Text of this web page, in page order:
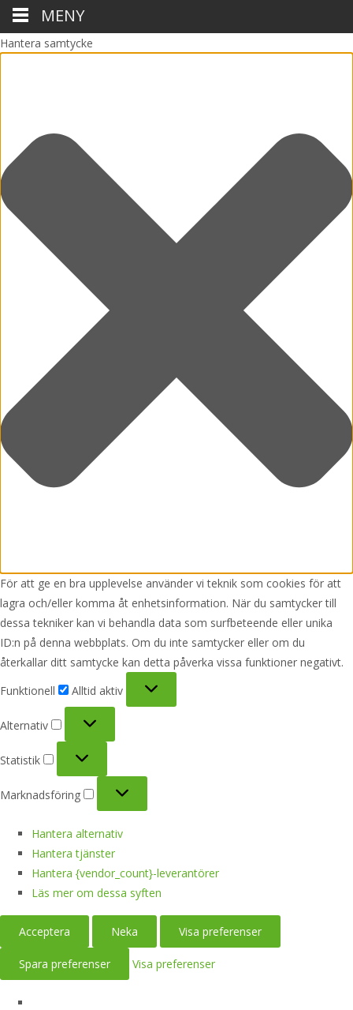
Hantera samtycke
För att ge en bra upplevelse använder vi teknik som cookies för att
lagra och/eller komma åt enhetsinformation. När du samtycker till
dessa tekniker kan vi behandla data som surfbeteende eller unika
ID:n på denna webbplats. Om du inte samtycker eller om du
återkallar ditt samtycke kan detta påverka vissa funktioner negativt.
Funktionell
Alltid aktiv
Alternativ
Statistik
Marknadsföring
Hantera alternativ
Hantera tjänster
Hantera {vendor_count}-leverantörer
Läs mer om dessa syften
Acceptera Neka Visa preferenser
Spara preferenser Visa preferenser
MENY